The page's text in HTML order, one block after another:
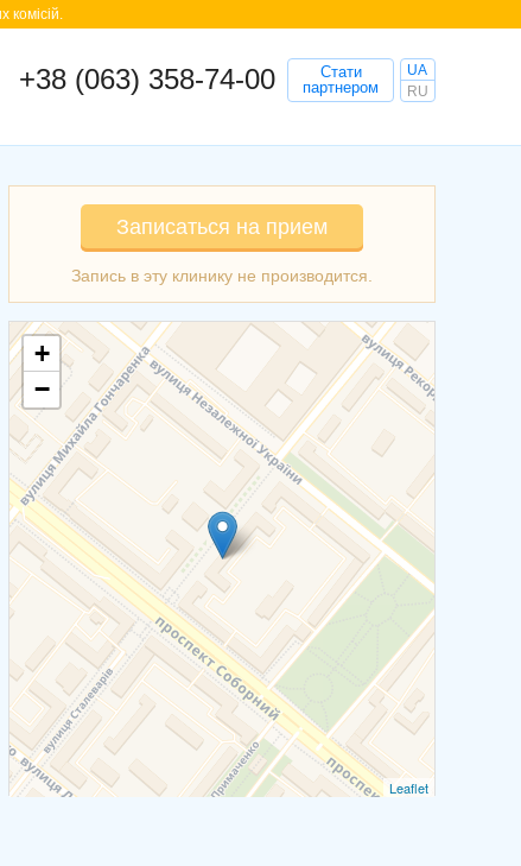
комісій.
+38 (063) 358-74-00
Стати
партнером
UA
RU
Записаться на прием
+
−
Leaflet